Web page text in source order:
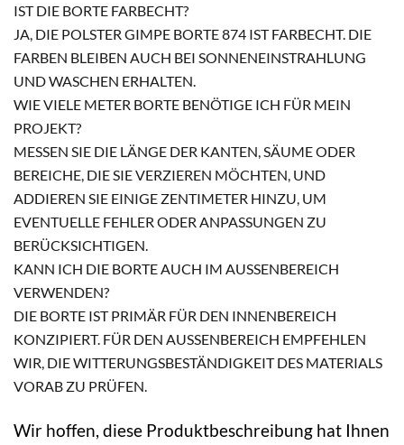
IST DIE BORTE FARBECHT?
JA, DIE POLSTER GIMPE BORTE 874 IST FARBECHT. DIE
FARBEN BLEIBEN AUCH BEI SONNENEINSTRAHLUNG
UND WASCHEN ERHALTEN.
WIE VIELE METER BORTE BENÖTIGE ICH FÜR MEIN
PROJEKT?
MESSEN SIE DIE LÄNGE DER KANTEN, SÄUME ODER
BEREICHE, DIE SIE VERZIEREN MÖCHTEN, UND
ADDIEREN SIE EINIGE ZENTIMETER HINZU, UM
EVENTUELLE FEHLER ODER ANPASSUNGEN ZU
BERÜCKSICHTIGEN.
KANN ICH DIE BORTE AUCH IM AUSSENBEREICH V
ERWENDEN?
DIE BORTE IST PRIMÄR FÜR DEN INNENBEREICH
KONZIPIERT. FÜR DEN AUSSENBEREICH EMPFEHLEN W
IR, DIE WITTERUNGSBESTÄNDIGKEIT DES MATERIALS V
ORAB ZU PRÜFEN.
Wir hoffen, diese Produktbeschreibung hat Ihnen